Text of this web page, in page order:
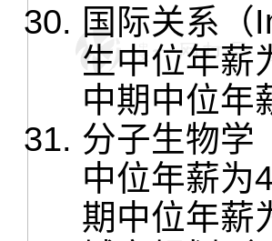
国际关系（
生中位年薪
中期中位年
分子生物学
中位年薪为
期中位年薪